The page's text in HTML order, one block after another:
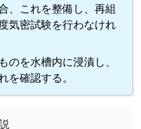
、これを整備し、再組
気密試験を行わなけれ
のを水槽内に浸漬し、
を確認する。